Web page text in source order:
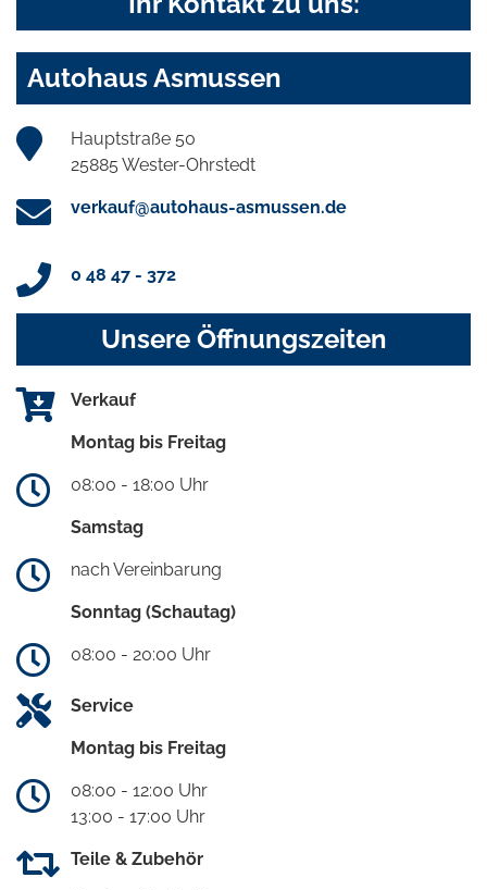
Autohaus Asmussen
Hauptstraße 50
25885 Wester-Ohrstedt
verkauf@autohaus-asmussen.de
0 48 47 - 372
Unsere Öffnungszeiten
Verkauf
Montag bis Freitag
08:00 - 18:00 Uhr
Samstag
nach Vereinbarung
Sonntag (Schautag)
08:00 - 20:00 Uhr
Service
Montag bis Freitag
08:00 - 12:00 Uhr
13:00 - 17:00 Uhr
Teile & Zubehör